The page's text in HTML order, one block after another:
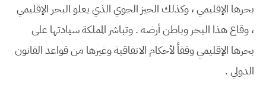
بحرها الإقليمي ، وكذلك الحيز الجوي الذي يعلو البحر الإقليمي
، وقاع هذا البحر وباطن أرضه . وتباشر المملكة سيادتها على
بحرها الإقليمي وفقاً لأحكام الاتفاقية وغيرها من قواعد القانون
الدولي .